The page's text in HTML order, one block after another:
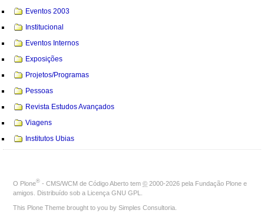
Eventos 2003
Institucional
Eventos Internos
Exposições
Projetos/Programas
Pessoas
Revista Estudos Avançados
Viagens
Institutos Ubias
O Plone® - CMS/WCM de Código Aberto tem © 2000-2026 pela Fundação Plone e
amigos. Distribuído sob a Licença GNU GPL
This Plone Theme brought to you by Simples Consultoria